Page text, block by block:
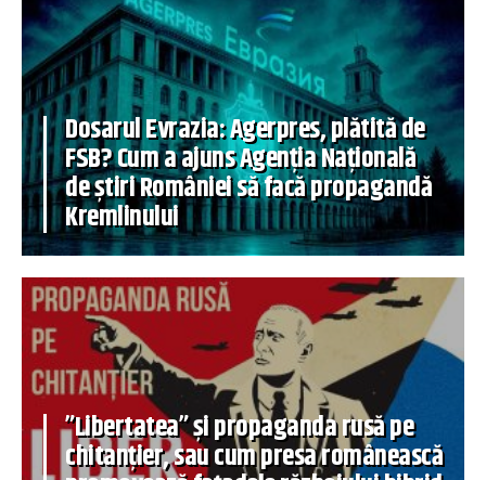
Dosarul Evrazia: Agerpres, plătită de
FSB? Cum a ajuns Agenția Națională
de știri României să facă propagandă
Kremlinului
”Libertatea” și propaganda rusă pe
chitanțier, sau cum presa românească